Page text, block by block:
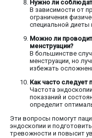
Нужно ли
В зависимости от
ограничения
специальной диеты
Можно ли
менструации?
В большинстве
менструации, но
избежать
Как часто следует
Частота
показаний и
определит
Эти вопросы помогут
эндоскопии и
тревожности и повысит